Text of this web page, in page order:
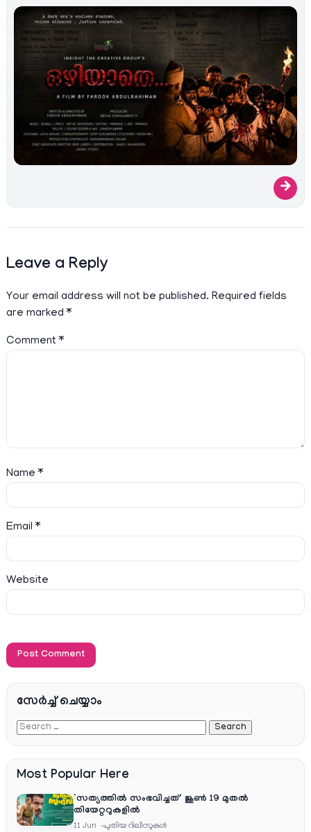
→
Leave a Reply
Your email address will not be published. Required fields
are marked*
Comment*
Name*
Email*
Website
സേര്‍ച്ച്‌ ചെയ്യാം
Most Popular Here
‘സത്യത്തിൽ സംഭവിച്ചത്’ ജൂൺ 19 മുതൽ
തിയേറ്ററുകളിൽ
11 Jun പുതിയ റിലീസുകള്‍